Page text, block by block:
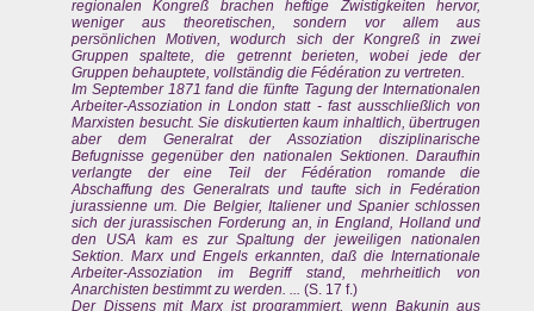
regionalen Kongreß brachen heftige Zwistigkeiten hervor,
weniger aus theoretischen, sondern vor allem aus
persönlichen Motiven, wodurch sich der Kongreß in zwei
Gruppen spaltete, die getrennt berieten, wobei jede der
Gruppen behauptete, vollständig die Fédération zu vertreten.
Im September 1871 fand die fünfte Tagung der Internationalen
Arbeiter-Assoziation in London statt - fast ausschließlich von
Marxisten besucht. Sie diskutierten kaum inhaltlich, übertrugen
aber dem Generalrat der Assoziation disziplinarische
Befugnisse gegenüber den nationalen Sektionen. Daraufhin
verlangte der eine Teil der Fédération romande die
Abschaffung des Generalrats und taufte sich in Fedération
jurassienne um. Die Belgier, Italiener und Spanier schlossen
sich der jurassischen Forderung an, in England, Holland und
den USA kam es zur Spaltung der jeweiligen nationalen
Sektion. Marx und Engels erkannten, daß die Internationale
Arbeiter-Assoziation im Begriff stand, mehrheitlich von
Anarchisten bestimmt zu werden. ... (S. 17 f.)
Der Dissens mit Marx ist programmiert, wenn Bakunin aus